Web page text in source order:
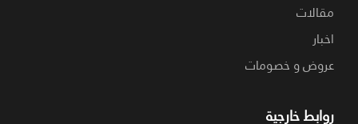
مقالات
اخبار
عروض و خصومات
روابط خارجية